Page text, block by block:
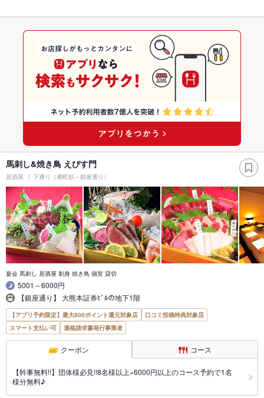
馬刺し&焼き鳥 えびす門
居酒屋 下通り（通町筋～銀座通り）
宴会 馬刺し 居酒屋 刺身 焼き鳥 個室 貸切
5001～6000円
【銀座通り】 大熊本証券ﾋﾞﾙの地下1階
【アプリ予約限定】最大800ポイント還元対象店
口コミ投稿特典対象店
スマート支払い可
適格請求書発行事業者
クーポン コース
【幹事無料!!】団体様必見!!8名様以上×6000円以上のコース予約で1名
様分無料♪